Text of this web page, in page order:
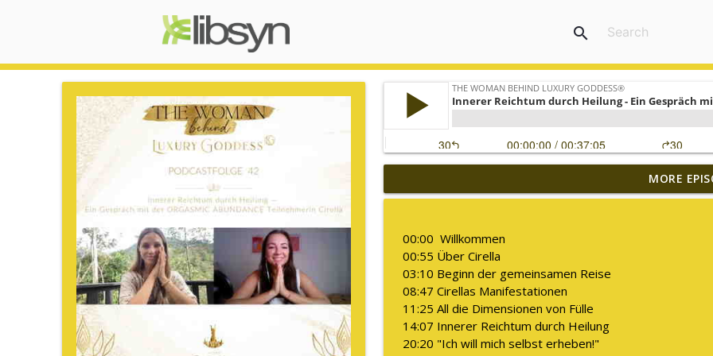
search
The WOMAN behind LUXURY GODDESS®
Was es bedeutet "Deine Kapazität zu erweitern"
The WOMAN behind LUXURY GODDESS®
Embodiment ist für mich kein Trend!
The WOMAN behind LUXURY GODDESS®
MORE
00:00 Willkommen
00:55 Über Cirella
03:10 Beginn der gemeinsamen Reise
08:47 Cirellas Manifestationen
11:25 All die Dimensionen von Fülle
14:07 Innerer Reichtum durch Heilung
20:20 "Ich will mich selbst erheben!"